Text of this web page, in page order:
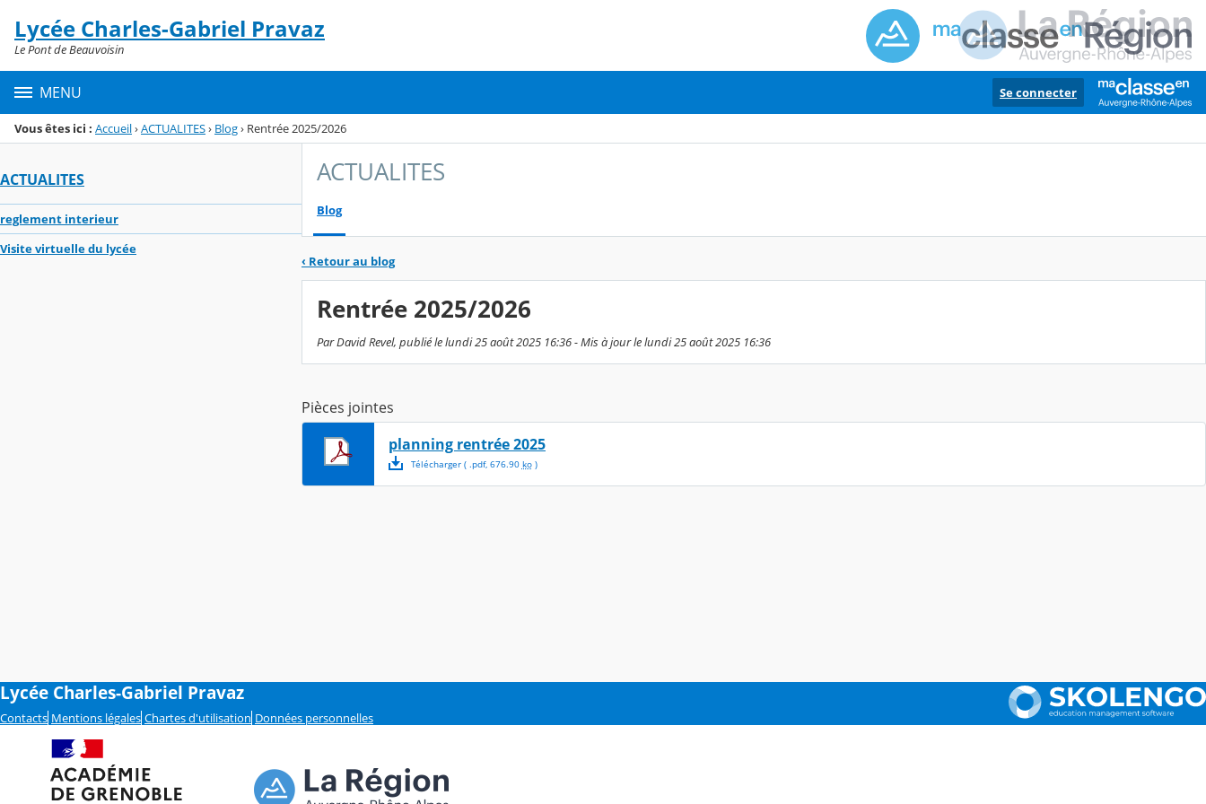
Menu de la rubrique
Contenu
Lycée Charles-Gabriel Pravaz
Le Pont de Beauvoisin
MENU Se connecter
Vous êtes ici : Accueil›ACTUALITES› Blog› Rentrée 2025/2026
ACTUALITES
reglement interieur
Visite virtuelle du lycée
ACTUALITES
Blog
‹ Retour au blog
Rentrée 2025/2026
Par David Revel, publié le lundi 25 août 2025 16:36 - Mis à jour le lundi 25 août 2025 16:36
Pièces jointes
planning rentrée 2025
Télécharger( .pdf, 676.90 ko)
Lycée Charles-Gabriel Pravaz
Contacts Mentions légales Chartes d'utilisation Données personnelles